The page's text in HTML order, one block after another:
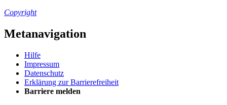
Copyright
Metanavigation
Hil­fe
Im­pres­s­um
Da­ten­schutz
Er­klä­rung zur Bar­rie­re­frei­heit
Bar­rie­re mel­den